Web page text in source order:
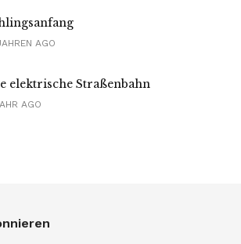
AGO
elektrische Straßenbahn
AGO